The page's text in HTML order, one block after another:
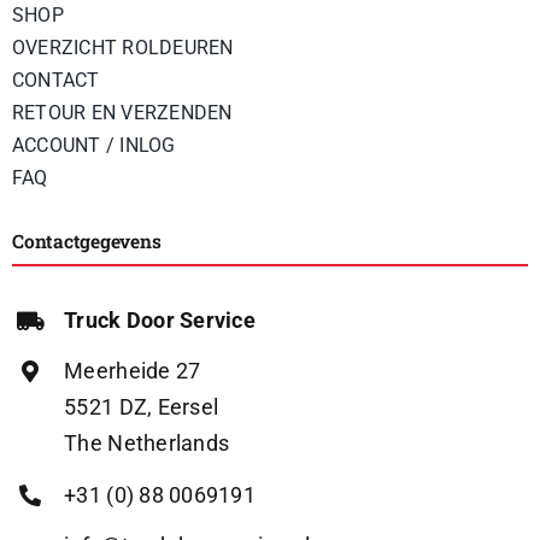
SHOP
OVERZICHT ROLDEUREN
CONTACT
RETOUR EN VERZENDEN
ACCOUNT / INLOG
FAQ
Contactgegevens
Truck Door Service
Meerheide 27
5521 DZ, Eersel
The Netherlands
+31 (0) 88 0069191